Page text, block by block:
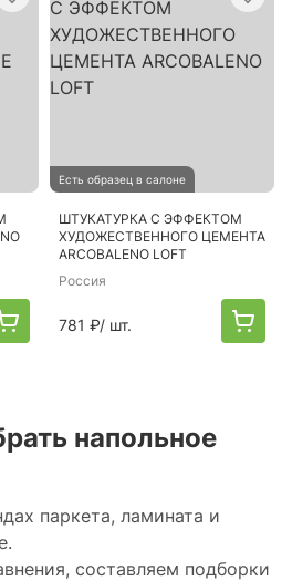
Есть образец в салоне
ШТУКАТУРКА С ЭФФЕКТОМ
ХУДОЖЕСТВЕННОГО ЦЕМЕНТА
ARCOBALENO LOFT
Россия
781 ₽/ шт.
напольное
паркета, ламината и
составляем подборки